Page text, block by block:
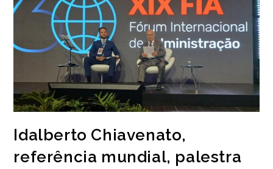
Idalberto Chiavenato,
referência mundial, palestra